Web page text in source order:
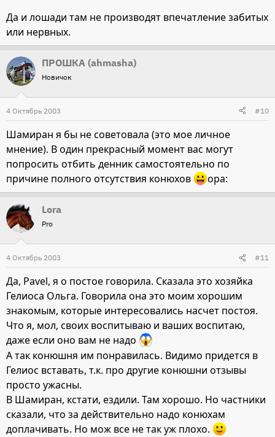
Да и лошади там не производят впечатление забитых
или нервных.
ПРОШКА (ahmasha)
Новичок
4 Октябрь 2003 #10
Шамиран я бы не советовала (это мое личное
мнение). В один прекрасный момент вас могут
попросить отбить денник самостоятельно по
причине полного отсутствия конюхов
opa:
Lora
Pro
4 Октябрь 2003 #11
Да, Pavel, я о постое говорила. Сказала это хозяйка
Гелиоса Ольга. Говорила она это моим хорошим
знакомым, которые интересовались насчет постоя.
Что я, мол, своих воспитываю и ваших воспитаю,
даже если оно вам не надо
А так конюшня им понравилась. Видимо придется в
Гелиос вставать, т.к. про другие конюшни отзывы
просто ужасны.
В Шамиран, кстати, ездили. Там хорошо. Но частники
сказали, что за действительно надо конюхам
доплачивать. Но мож все не так уж плохо.